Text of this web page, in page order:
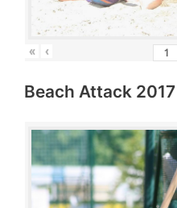
« ‹
Beach Attack 2017